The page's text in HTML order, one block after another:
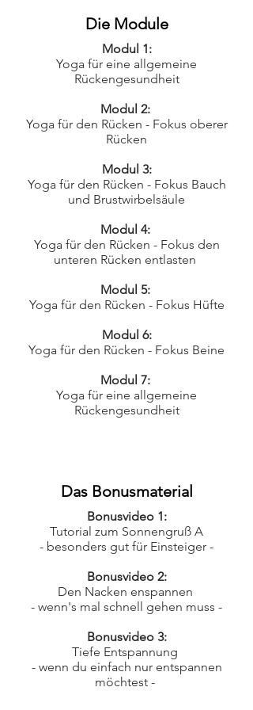
Die Module
Modul 1:
Yoga für eine allgemeine
Rückengesundheit
Modul 2:
Yoga für den Rücken - Fokus oberer
Rücken
Modul 3:
Yoga für den Rücken - Fokus Bauch
und Brustwirbelsäule
Modul 4:
Yoga für den Rücken - Fokus den
unteren Rücken entlasten
Modul 5:
Yoga für den Rücken - Fokus Hüfte
Modul 6:
Yoga für den Rücken - Fokus Beine
Modul 7:
Yoga für eine allgemeine
Rückengesundheit
Das Bonusmaterial
Bonusvideo 1:
Tutorial zum Sonnengruß A
- besonders gut für Einsteiger -
Bonusvideo 2:
Den Nacken enspannen
- wenn's mal schnell gehen muss -
Bonusvideo 3:
Tiefe Entspannung
- wenn du einfach nur entspannen
möchtest -